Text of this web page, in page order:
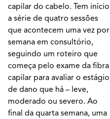
capilar do cabelo. Tem início
a série de quatro sessões
que acontecem uma vez por
semana em consultório,
seguindo um roteiro que
começa pelo exame da fibra
capilar para avaliar o estágio
de dano que há – leve,
moderado ou severo. Ao
final da quarta semana, uma